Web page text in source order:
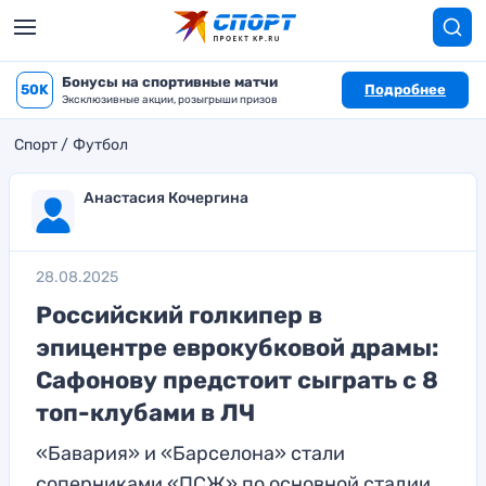
50K Бонусы на спортивные матчи
Эксклюзивные акции, розыгрыши призов
Подробнее
Спорт Футбол
Анастасия Кочергина
28.08.2025
Российский голкипер в
эпицентре еврокубковой драмы:
Сафонову предстоит сыграть с 8
топ-клубами в ЛЧ
«Бавария» и «Барселона» стали